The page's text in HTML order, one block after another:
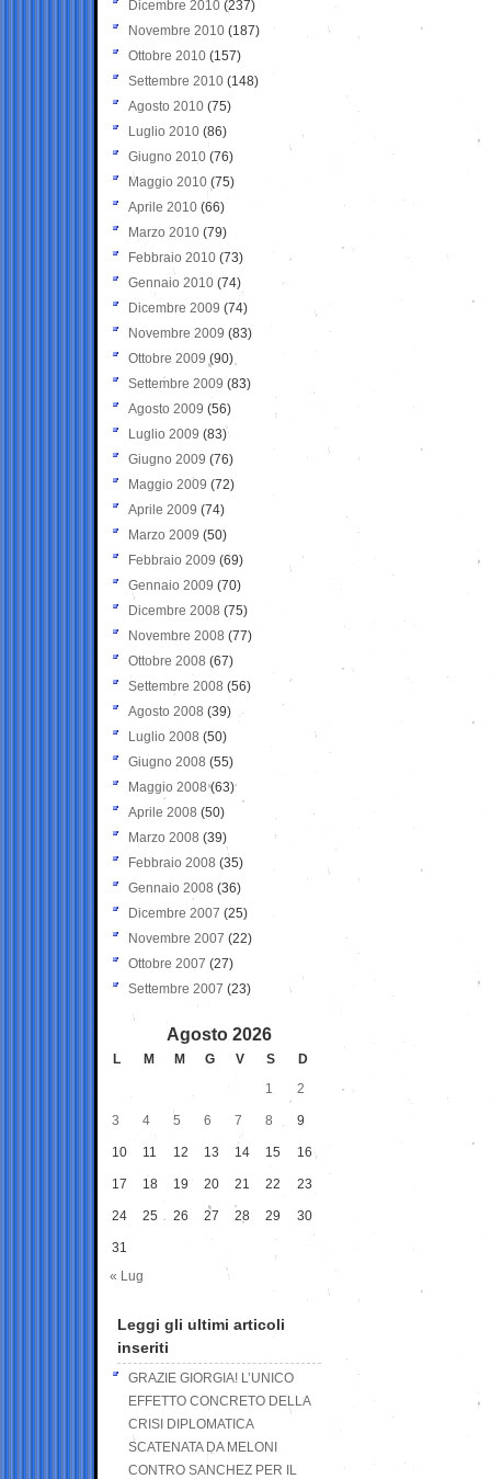
Dicembre 2010 (237)
Novembre 2010 (187)
Ottobre 2010 (157)
Settembre 2010 (148)
Agosto 2010 (75)
Luglio 2010 (86)
Giugno 2010 (76)
Maggio 2010 (75)
Aprile 2010 (66)
Marzo 2010 (79)
Febbraio 2010 (73)
Gennaio 2010 (74)
Dicembre 2009 (74)
Novembre 2009 (83)
Ottobre 2009 (90)
Settembre 2009 (83)
Agosto 2009 (56)
Luglio 2009 (83)
Giugno 2009 (76)
Maggio 2009 (72)
Aprile 2009 (74)
Marzo 2009 (50)
Febbraio 2009 (69)
Gennaio 2009 (70)
Dicembre 2008 (75)
Novembre 2008 (77)
Ottobre 2008 (67)
Settembre 2008 (56)
Agosto 2008 (39)
Luglio 2008 (50)
Giugno 2008 (55)
Maggio 2008(63)
Aprile 2008 (50)
Marzo 2008 (39)
Febbraio 2008 (35)
Gennaio 2008 (36)
Dicembre 2007 (25)
Novembre 2007 (22)
Ottobre 2007 (27)
Settembre 2007 (23)
Agosto 2026
L M M G V S
D
1
2
3 4 5 6 7 8 9
10 11 12 13 14 15 16
17 18 19 20 21 22 23
24 25 26 27 28 29 30
31
« Lug
Leggi gli ultimi articoli
inseriti
GRAZIE GIORGIA! L’UNICO
EFFETTO CONCRETO DELLA
CRISI DIPLOMATICA
SCATENATA DA MELONI
CONTRO SANCHEZ PER IL